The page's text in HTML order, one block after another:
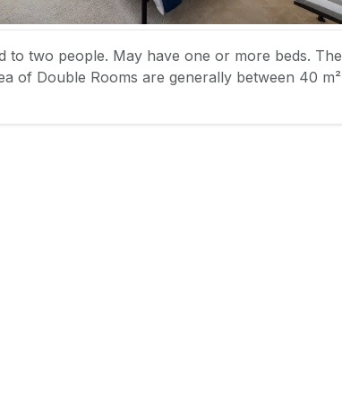
to two people. May have one or more beds. The
of Double Rooms are generally between 40 m²